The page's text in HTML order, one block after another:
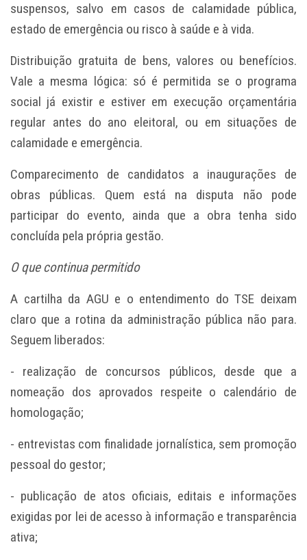
suspensos, salvo em casos de calamidade pública,
estado de emergência ou risco à saúde e à vida.
Distribuição gratuita de bens, valores ou benefícios.
Vale a mesma lógica: só é permitida se o programa
social já existir e estiver em execução orçamentária
regular antes do ano eleitoral, ou em situações de
calamidade e emergência.
Comparecimento de candidatos a inaugurações de
obras públicas. Quem está na disputa não pode
participar do evento, ainda que a obra tenha sido
concluída pela própria gestão.
O que continua permitido
A cartilha da AGU e o entendimento do TSE deixam
claro que a rotina da administração pública não para.
Seguem liberados:
- realização de concursos públicos, desde que a
nomeação dos aprovados respeite o calendário de
homologação;
- entrevistas com finalidade jornalística, sem promoção
pessoal do gestor;
- publicação de atos oficiais, editais e informações
exigidas por lei de acesso à informação e transparência
ativa;